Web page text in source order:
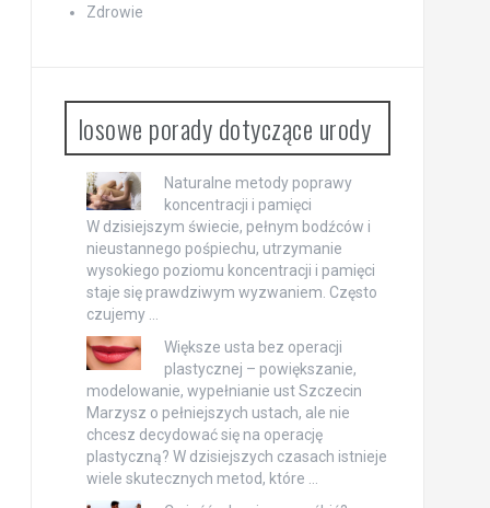
Zdrowie
losowe porady dotyczące urody
Naturalne metody poprawy
koncentracji i pamięci
W dzisiejszym świecie, pełnym bodźców i
nieustannego pośpiechu, utrzymanie
wysokiego poziomu koncentracji i pamięci
staje się prawdziwym wyzwaniem. Często
czujemy …
Większe usta bez operacji
plastycznej – powiększanie,
modelowanie, wypełnianie ust Szczecin
Marzysz o pełniejszych ustach, ale nie
chcesz decydować się na operację
plastyczną? W dzisiejszych czasach istnieje
wiele skutecznych metod, które …